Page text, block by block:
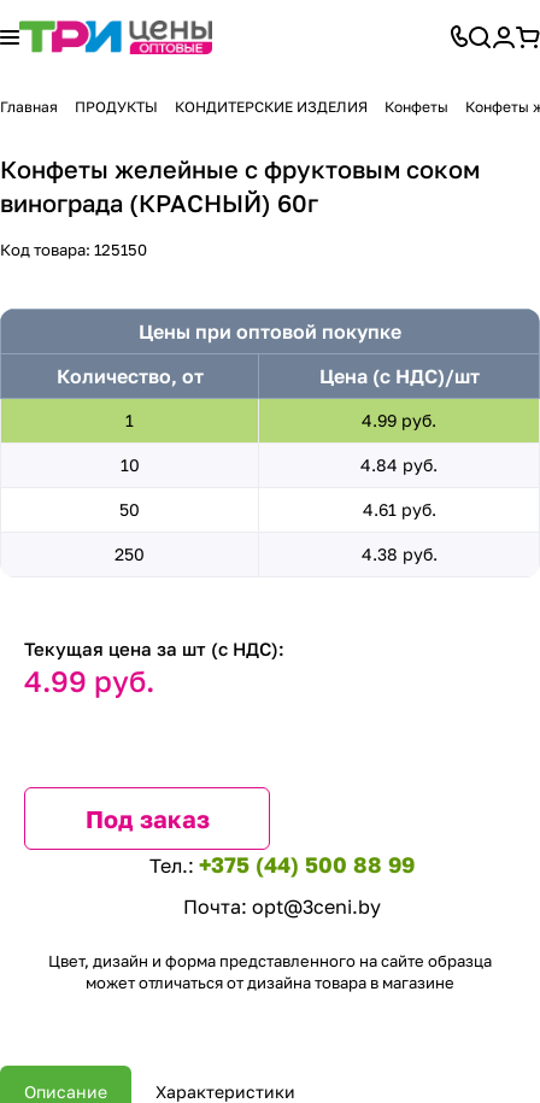
Главная ПРОДУКТЫ КОНДИТЕРСКИЕ ИЗДЕЛИЯ Конфеты Конфеты
Конфеты желейные с фруктовым соком
винограда (КРАСНЫЙ) 60г
Код товара: 125150
Цены при оптовой покупке
Количество, от
Цена (с НДС)/шт
1 4.99 руб.
10 4.84 руб.
50 4.61 руб.
250 4.38 руб.
Текущая цена за шт (с НДС):
4.99 руб.
Под заказ
Тел.: +375 (44) 500 88 99
Почта: opt@3ceni.by
Цвет, дизайн и форма представленного на сайте образца
может отличаться от дизайна товара в магазине
Описание Характеристики